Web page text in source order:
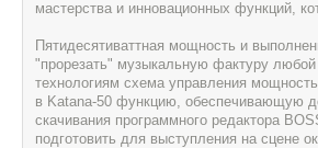
мастерства и инновационных функций,
Пятидесятиваттная мощность и
"прорезать" музыкальную фактуру
технологиям схема управления
в Katana-50 функцию, обеспечивающую
скачивания программного редактора
подготовить для выступления на сцене